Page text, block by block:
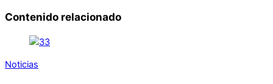
Contenido relacionado
Noticias